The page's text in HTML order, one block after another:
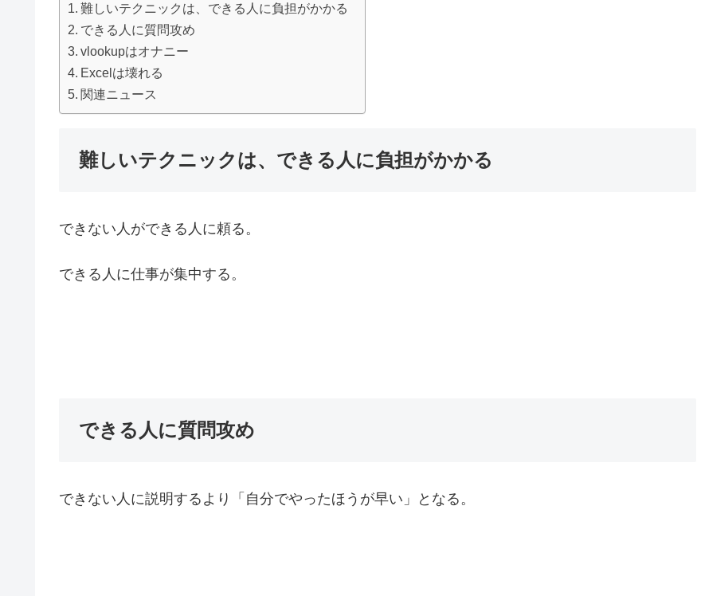
難しいテクニックは、できる人に負担がかかる
できる人に質問攻め
vlookupはオナニー
Excelは壊れる
関連ニュース
難しいテクニックは、できる人に負担がかかる
できない人ができる人に頼る。
できる人に仕事が集中する。
できる人に質問攻め
できない人に説明するより「自分でやったほうが早い」となる。